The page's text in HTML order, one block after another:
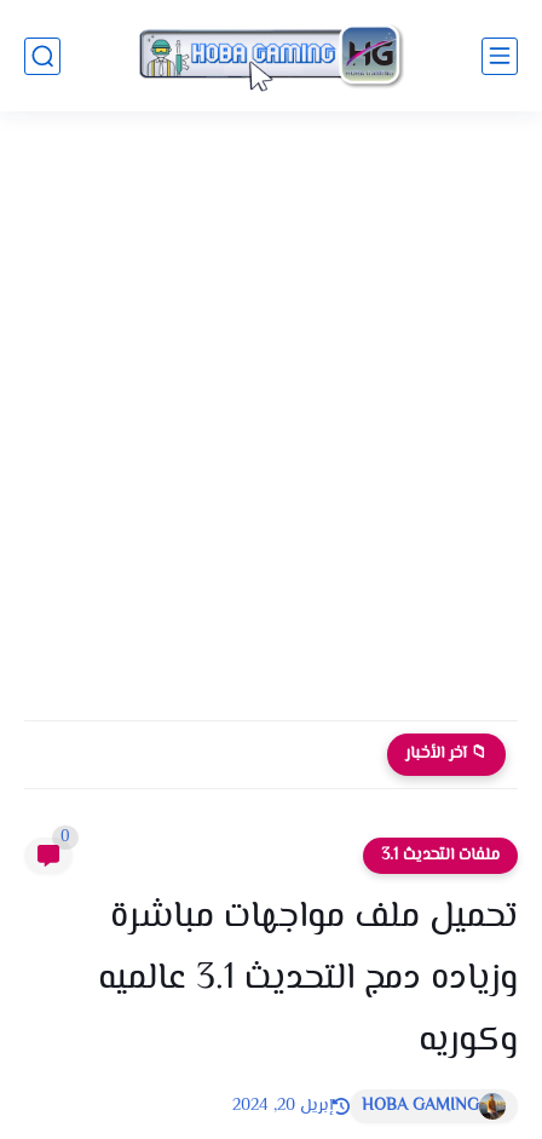
📁 آخر الأخبار
ملفات التحديث 3.1
0
تحميل ملف مواجهات مباشرة
وزياده دمج التحديث 3.1 عالميه
وكوريه
HOBA GAMING إبريل 20, 2024